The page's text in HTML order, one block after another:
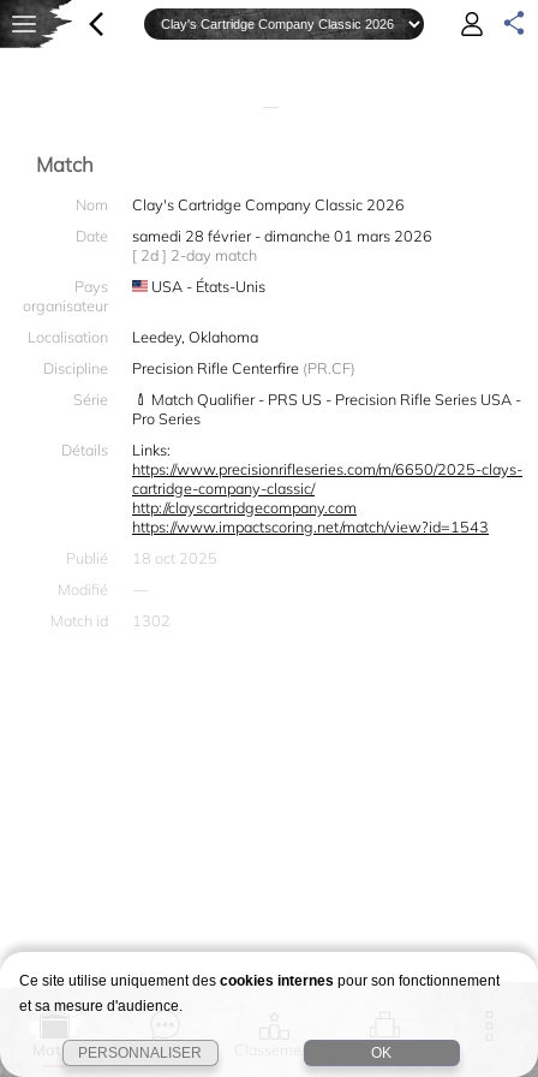
—
Match
Nom
Clay's Cartridge Company Classic 2026
Date
samedi 28 février - dimanche 01 mars 2026
[ 2d ] 2-day match
Pays
organisateur
USA - États-Unis
Localisation
Leedey, Oklahoma
Discipline
Precision Rifle Centerfire (PR.CF)
Série
Match Qualifier - PRS US - Precision Rifle Series USA -
Pro Series
Détails
Links:
https://www.precisionrifleseries.com/m/6650/2025-clays-
cartridge-company-classic/
http://clayscartridgecompany.com
https://www.impactscoring.net/match/view?id=1543
Publié
18 oct 2025
Modifié
—
Match id
1302
Match Story Classement Stages
Ce site utilise uniquement des cookies internes pour son fonctionnement
et sa mesure d'audience.
PERSONNALISER OK